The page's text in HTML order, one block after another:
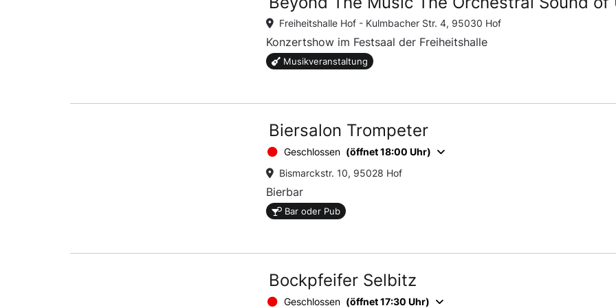
Freiheitshalle Hof - Kulmbacher Str. 4, 95030 Hof
Konzertshow im Festsaal der Freiheitshalle
Musikveranstaltung
Biersalon Trompeter
Geschlossen (öffnet 18:00 Uhr)
Bismarckstr. 10, 95028 Hof
Bierbar
Bar oder Pub
Bockpfeifer Selbitz
Geschlossen (öffnet 17:30 Uhr)